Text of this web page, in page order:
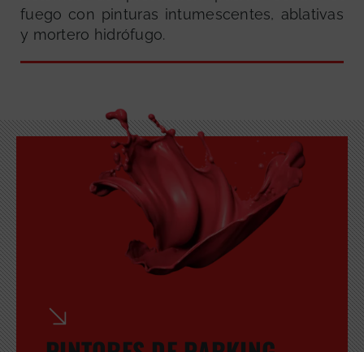
fuego con pinturas intumescentes, ablativas
y mortero hidrófugo.GRATUITA